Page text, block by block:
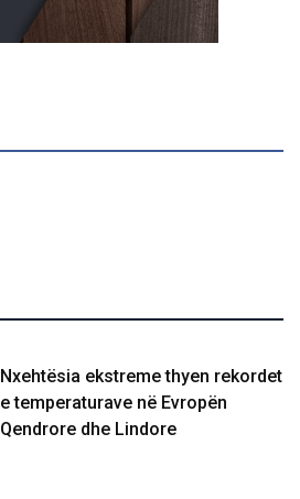
Nxehtësia ekstreme thyen rekordet
e temperaturave në Evropën
Qendrore dhe Lindore